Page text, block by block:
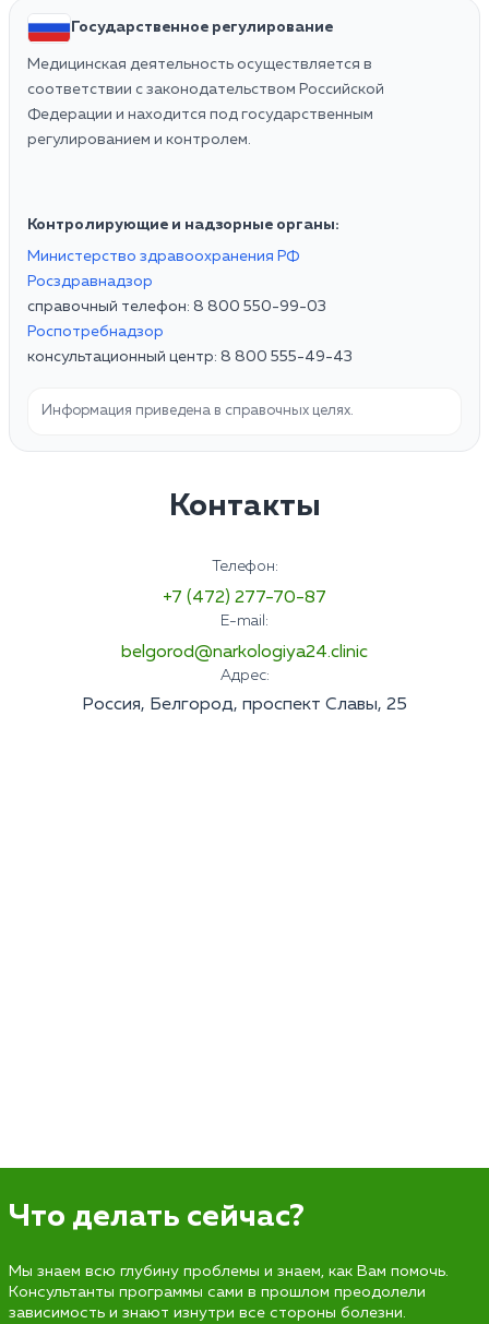
Государственное регулирование
Медицинская деятельность осуществляется в
соответствии с законодательством Российской
Федерации и находится под государственным
регулированием и контролем.
Контролирующие и надзорные органы:
Министерство здравоохранения РФ
Росздравнадзор
справочный телефон: 8 800 550-99-03
Роспотребнадзор
консультационный центр: 8 800 555-49-43
Информация приведена в справочных целях.
Контакты
Телефон:
+7 (472) 277-70-87
E-mail:
belgorod@narkologiya24.clinic
Адрес:
Россия, Белгород, проспект Славы, 25
Что делать сейчас?
Мы знаем всю глубину проблемы и знаем, как Вам помочь.
Консультанты программы сами в прошлом преодолели
зависимость и знают изнутри все стороны болезни.